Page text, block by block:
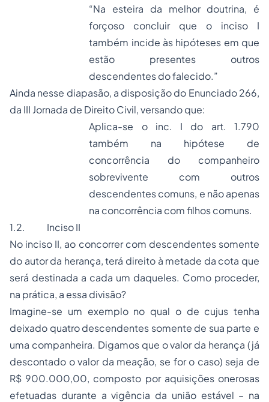
“Na esteira da melhor doutrina, é
forçoso concluir que o inciso I
também incide às hipóteses em que
estão presentes outros
descendentes do falecido.”
Ainda nesse diapasão, a disposição do Enunciado 266,
da III Jornada de Direito Civil, versando que:
Aplica-se o inc. I do art. 1.790
também na hipótese de
concorrência do companheiro
sobrevivente com outros
descendentes comuns, e não apenas
na concorrência com filhos comuns.
1.2. Inciso II
No inciso II, ao concorrer com descendentes somente
do autor da herança, terá direito à metade da cota que
será destinada a cada um daqueles. Como proceder,
na prática, a essa divisão?
Imagine-se um exemplo no qual o de cujus tenha
deixado quatro descendentes somente de sua parte e
uma companheira. Digamos que o valor da herança (já
descontado o valor da meação, se for o caso) seja de
R$ 900.000,00, composto por aquisições onerosas
efetuadas durante a vigência da união estável – na